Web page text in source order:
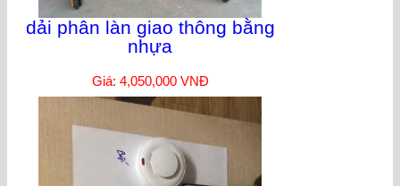
dải phân làn giao thông bằng
nhựa
Giá: 4,050,000 VNĐ